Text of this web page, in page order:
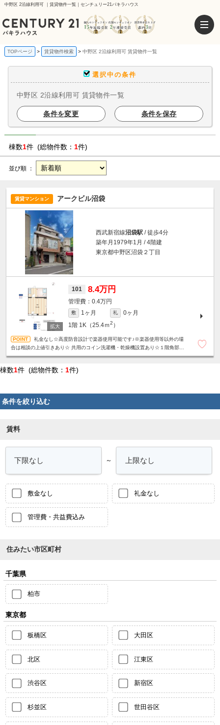
中野区 2沿線利用可 ｜賃貸物件一覧｜センチュリー21パキラハウス
TOPページ 賃貸物件検索 中野区 2沿線利用可 賃貸物件一覧
選択中の条件
中野区 2沿線利用可 賃貸物件一覧
条件を変更 条件を保存
棟数1件 (総物件数： 1件)
並び順 ：
賃貸マンション アークビル沼袋
西武新宿線沼袋駅 / 徒歩4分
築年月1979年1月 / 4階建
東京都中野区沼袋２丁目
101 8.4万円
0.4万円
敷 1ヶ月 礼
0ヶ月
1階 1K（25.4ｍ2 ）
礼金なし☆高度防音設計で楽器使用可能です♪※楽器使用等以外の場
合は相談の上値引きあり☆ 共用のコイン洗濯機・乾燥機設置あり☆１階角部屋
棟数1件 (総物件数： 1件)
条件を絞り込む
賃料
～
敷金なし 礼金なし
管理費・共益費込み
住みたい市区町村
千葉県
柏市
東京都
板橋区 大田区
北区 江東区
渋谷区 新宿区
杉並区 世田谷区